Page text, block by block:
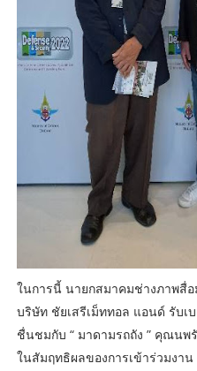
ในการนี้ นายกสมาคมช่างภาพสื่
บริษัท ชัยเสรีเม็ททอล แอนด์ รับเ
ชื่นชมกับ “ มาดามรถถัง ” คุณนพ
ในสัมฤทธิผลของการเข้าร่วมงา